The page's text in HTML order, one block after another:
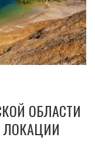
ОБЛАСТИ
ЛОКАЦИИ